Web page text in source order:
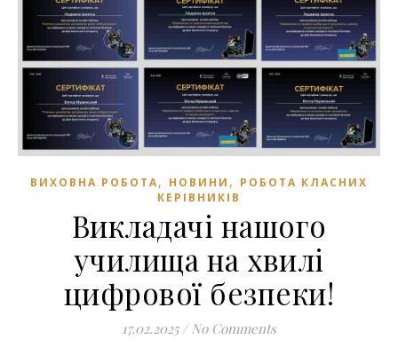
ВИХОВНА РОБОТА, НОВИНИ , РОБОТА КЛАСНИХ
КЕРІВНИКІВ
Викладачі нашого
училища на хвилі
цифрової безпеки!
17.02.2025 / No Comments